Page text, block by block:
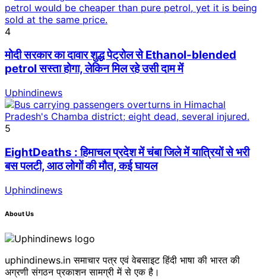
4
मोदी सरकार का दावार शुद्ध पेट्रोल से Ethanol-blended
petrol सस्ता होगा, लेकिन मिल रहे उसी दाम में
Uphindinews
5
EightDeaths : हिमाचल प्रदेश में चंबा जिले में यात्रियों से भरी
बस पलटी, आठ लोगों की मौत, कई घायल
Uphindinews
About Us
uphindinews.in समाचार पत्र एवं वेबसाइट हिंदी भाषा की भारत की
अग्रणी संगठन प्रकाशन सामग्री में से एक है।